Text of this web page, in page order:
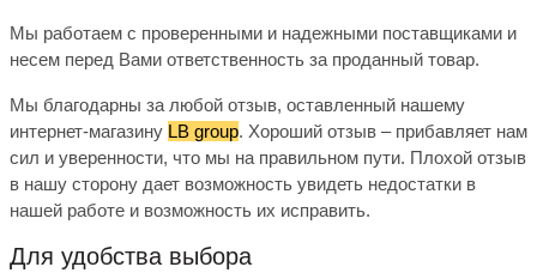
Мы работаем с проверенными и надежными поставщиками и
несем перед Вами ответственность за проданный товар.
Мы благодарны за любой отзыв, оставленный нашему
интернет-магазину LB group. Хороший отзыв – прибавляет нам
сил и уверенности, что мы на правильном пути. Плохой отзыв
в нашу сторону дает возможность увидеть недостатки в
нашей работе и возможность их исправить.
Для удобства выбора